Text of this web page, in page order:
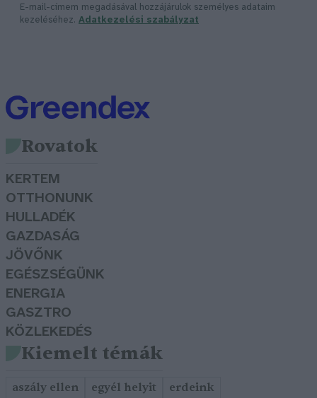
E-mail-címem megadásával hozzájárulok személyes adataim
kezeléséhez. Adatkezelési szabályzat
Rovatok
KERTEM
OTTHONUNK
HULLADÉK
GAZDASÁG
JÖVŐNK
EGÉSZSÉGÜNK
ENERGIA
GASZTRO
KÖZLEKEDÉS
Kiemelt témák
aszály ellen egyél helyit erdeink